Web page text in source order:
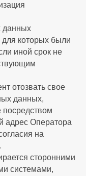
данных
которых были
иной срок не
отозвать свое
данных,
адрес Оператора
на
сторонними
системами,